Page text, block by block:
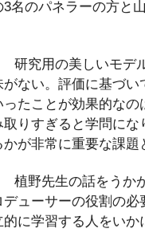
3名のパネラーの方と
研究用の美しいモデ
がない。評価に基づ
ったことが効果的な
取りすぎると学問に
かが非常に重要な課題
植野先生の話をうか
デューサーの役割の
的に学習する人をい